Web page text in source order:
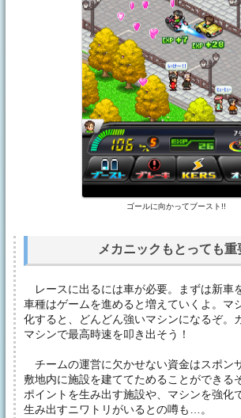
ゴールに向かってブースト!!
メカニックもとっても重
レースに出るには車が必要。まずは新車
車種はゲームを進めると増えていくよ。マ
化すると、どんどん強いマシンになるぞ。
マシンで最高時速を叩き出そう！
チームの運営に欠かせない資金はスポン
敷地内に施設を建ててためることができる
ポイントを生み出す施設や、マシンを強化
生み出すニワトリがいるとの噂も…。